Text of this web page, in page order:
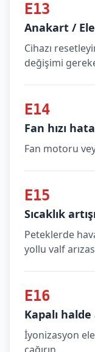
E13
Anakart /
Cihazı
değişimi
E14
Fan hızı
Fan motoru
E15
Sıcaklık
Peteklerde
yollu valf
E16
Kapalı
İyonizasyon